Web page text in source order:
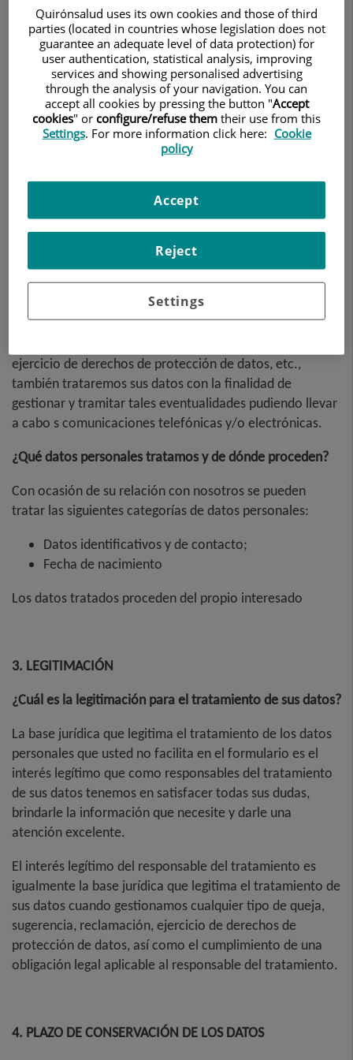
Arellano 21, Madrid (28043)
Contacto Delegado Protección de Datos:
DPO@quironsalud.es
2. FINALIDADES Y DATOS QUE TRATAMOS
¿Con qué finalidad tratamos sus datos personales?
Le informamos que trataremos los datos que nos facilita
con la finalidad de brindarle la información necesaria
sobre los servicios que le interesan así como para
gestionar llegado el caso una posible cita y proponerle el
centro más adecuado por especialidad y proximidad con
ejercicio de derechos de protección de datos, etc.,
también trataremos sus datos con la finalidad de
gestionar y tramitar tales eventualidades pudiendo llevar
a cabo s comunicaciones telefónicas y/o electrónicas.
¿Qué datos personales tratamos y de dónde proceden?
Con ocasión de su relación con nosotros se pueden
tratar las siguientes categorías de datos personales:
Datos identificativos y de contacto;
Fecha de nacimiento
Los datos tratados proceden del propio interesado
3. LEGITIMACIÓN
¿Cuál es la legitimación para el tratamiento de sus datos?
La base jurídica que legitima el tratamiento de los datos
personales que usted no facilita en el formulario es el
interés legítimo que como responsables del tratamiento
de sus datos tenemos en satisfacer todas sus dudas,
brindarle la información que necesite y darle una
atención excelente.
El interés legítimo del responsable del tratamiento es
igualmente la base jurídica que legitima el tratamiento de
sus datos cuando gestionamos cualquier tipo de queja,
sugerencia, reclamación, ejercicio de derechos de
protección de datos, así como el cumplimiento de una
obligación legal aplicable al responsable del tratamiento.
4. PLAZO DE CONSERVACIÓN DE LOS DATOS
Quirónsalud uses its own cookies and those of third
parties (located in countries whose legislation does not
guarantee an adequate level of data protection) for
user authentication, statistical analysis, improving
services and showing personalised advertising
through the analysis of your navigation. You can
accept all cookies by pressing the button "Accept
cookies" or configure/refuse them their use from this
Settings. For more information click here: Cookie
policy
Settings
Reject
Accept